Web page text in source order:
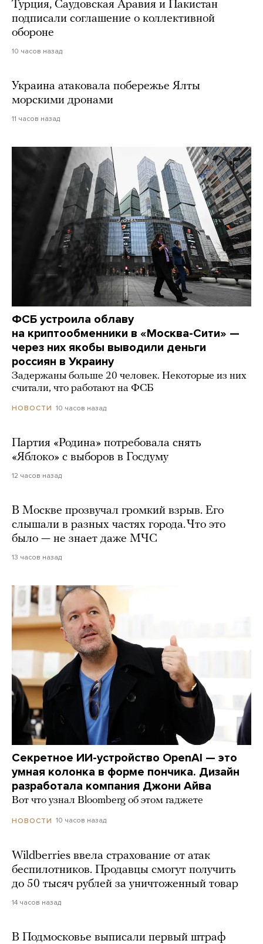
Турция, Саудовская Аравия и Пакистан
подписали соглашение о коллективной
обороне
10 часов назад
Украина атаковала побережье Ялты
морскими дронами
11 часов назад
ФСБ устроила облаву
на криптообменники в «Москва-Сити» —
через них якобы выводили деньги
россиян в Украину
Задержаны больше 20 человек. Некоторые из них
считали, что работают на ФСБ
НОВОСТИ 10 часов назад
Партия «Родина» потребовала снять
«Яблоко» с выборов в Госдуму
12 часов назад
В Москве прозвучал громкий взрыв. Его
слышали в разных частях города. Что это
было — не знает даже МЧС
13 часов назад
Секретное ИИ-устройство OpenAI — это
умная колонка в форме пончика. Дизайн
разработала компания Джони Айва
Вот что узнал Bloomberg об этом гаджете
НОВОСТИ 10 часов назад
Wildberries ввела страхование от атак
беспилотников. Продавцы смогут получить
до 50 тысяч рублей за уничтоженный товар
14 часов назад
В Подмосковье выписали первый штраф